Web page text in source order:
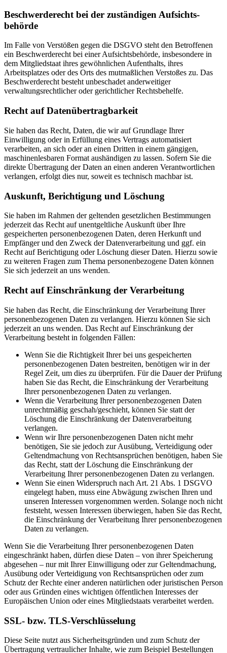
Beschwerde­recht bei der zuständigen Aufsichts­
behörde
Im Falle von Verstößen gegen die DSGVO steht den Betroffenen
ein Beschwerderecht bei einer Aufsichtsbehörde, insbesondere in
dem Mitgliedstaat ihres gewöhnlichen Aufenthalts, ihres
Arbeitsplatzes oder des Orts des mutmaßlichen Verstoßes zu. Das
Beschwerderecht besteht unbeschadet anderweitiger
verwaltungsrechtlicher oder gerichtlicher Rechtsbehelfe.
Recht auf Daten­übertrag­barkeit
Sie haben das Recht, Daten, die wir auf Grundlage Ihrer
Einwilligung oder in Erfüllung eines Vertrags automatisiert
verarbeiten, an sich oder an einen Dritten in einem gängigen,
maschinenlesbaren Format aushändigen zu lassen. Sofern Sie die
direkte Übertragung der Daten an einen anderen Verantwortlichen
verlangen, erfolgt dies nur, soweit es technisch machbar ist.
Auskunft, Berichtigung und Löschung
Sie haben im Rahmen der geltenden gesetzlichen Bestimmungen
jederzeit das Recht auf unentgeltliche Auskunft über Ihre
gespeicherten personenbezogenen Daten, deren Herkunft und
Empfänger und den Zweck der Datenverarbeitung und ggf. ein
Recht auf Berichtigung oder Löschung dieser Daten. Hierzu sowie
zu weiteren Fragen zum Thema personenbezogene Daten können
Sie sich jederzeit an uns wenden.
Recht auf Einschränkung der Verarbeitung
Sie haben das Recht, die Einschränkung der Verarbeitung Ihrer
personenbezogenen Daten zu verlangen. Hierzu können Sie sich
jederzeit an uns wenden. Das Recht auf Einschränkung der
Verarbeitung besteht in folgenden Fällen:
Wenn Sie die Richtigkeit Ihrer bei uns gespeicherten
personenbezogenen Daten bestreiten, benötigen wir in der
Regel Zeit, um dies zu überprüfen. Für die Dauer der Prüfung
haben Sie das Recht, die Einschränkung der Verarbeitung
Ihrer personenbezogenen Daten zu verlangen.
Wenn die Verarbeitung Ihrer personenbezogenen Daten
unrechtmäßig geschah/geschieht, können Sie statt der
Löschung die Einschränkung der Datenverarbeitung
verlangen.
Wenn wir Ihre personenbezogenen Daten nicht mehr
benötigen, Sie sie jedoch zur Ausübung, Verteidigung oder
Geltendmachung von Rechtsansprüchen benötigen, haben Sie
das Recht, statt der Löschung die Einschränkung der
Verarbeitung Ihrer personenbezogenen Daten zu verlangen.
Wenn Sie einen Widerspruch nach Art. 21 Abs. 1 DSGVO
eingelegt haben, muss eine Abwägung zwischen Ihren und
unseren Interessen vorgenommen werden. Solange noch nicht
feststeht, wessen Interessen überwiegen, haben Sie das Recht,
die Einschränkung der Verarbeitung Ihrer personenbezogenen
Daten zu verlangen.
Wenn Sie die Verarbeitung Ihrer personenbezogenen Daten
eingeschränkt haben, dürfen diese Daten – von ihrer Speicherung
abgesehen – nur mit Ihrer Einwilligung oder zur Geltendmachung,
Ausübung oder Verteidigung von Rechtsansprüchen oder zum
Schutz der Rechte einer anderen natürlichen oder juristischen Person
oder aus Gründen eines wichtigen öffentlichen Interesses der
Europäischen Union oder eines Mitgliedstaats verarbeitet werden.
SSL- bzw. TLS-Verschlüsselung
Diese Seite nutzt aus Sicherheitsgründen und zum Schutz der
Übertragung vertraulicher Inhalte, wie zum Beispiel Bestellungen